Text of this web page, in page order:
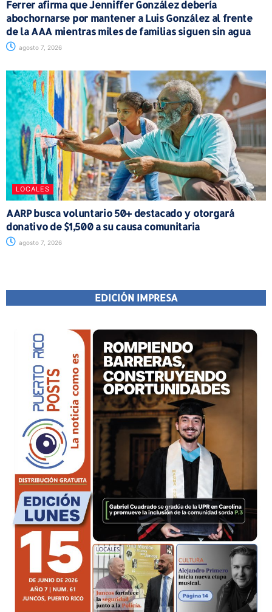
Ferrer afirma que Jenniffer González debería
abochornarse por mantener a Luis González al frente
de la AAA mientras miles de familias siguen sin agua
agosto 7, 2026
LOCALES
AARP busca voluntario 50+ destacado y otorgará
donativo de $1,500 a su causa comunitaria
agosto 7, 2026
EDICIÓN IMPRESA